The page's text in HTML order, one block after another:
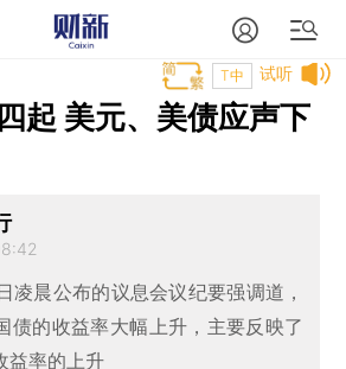
试听
T中
起 美元、美债应声下
凌晨公布的议息会议纪要强调道，
债的收益率大幅上升，主要反映了
益率的上升